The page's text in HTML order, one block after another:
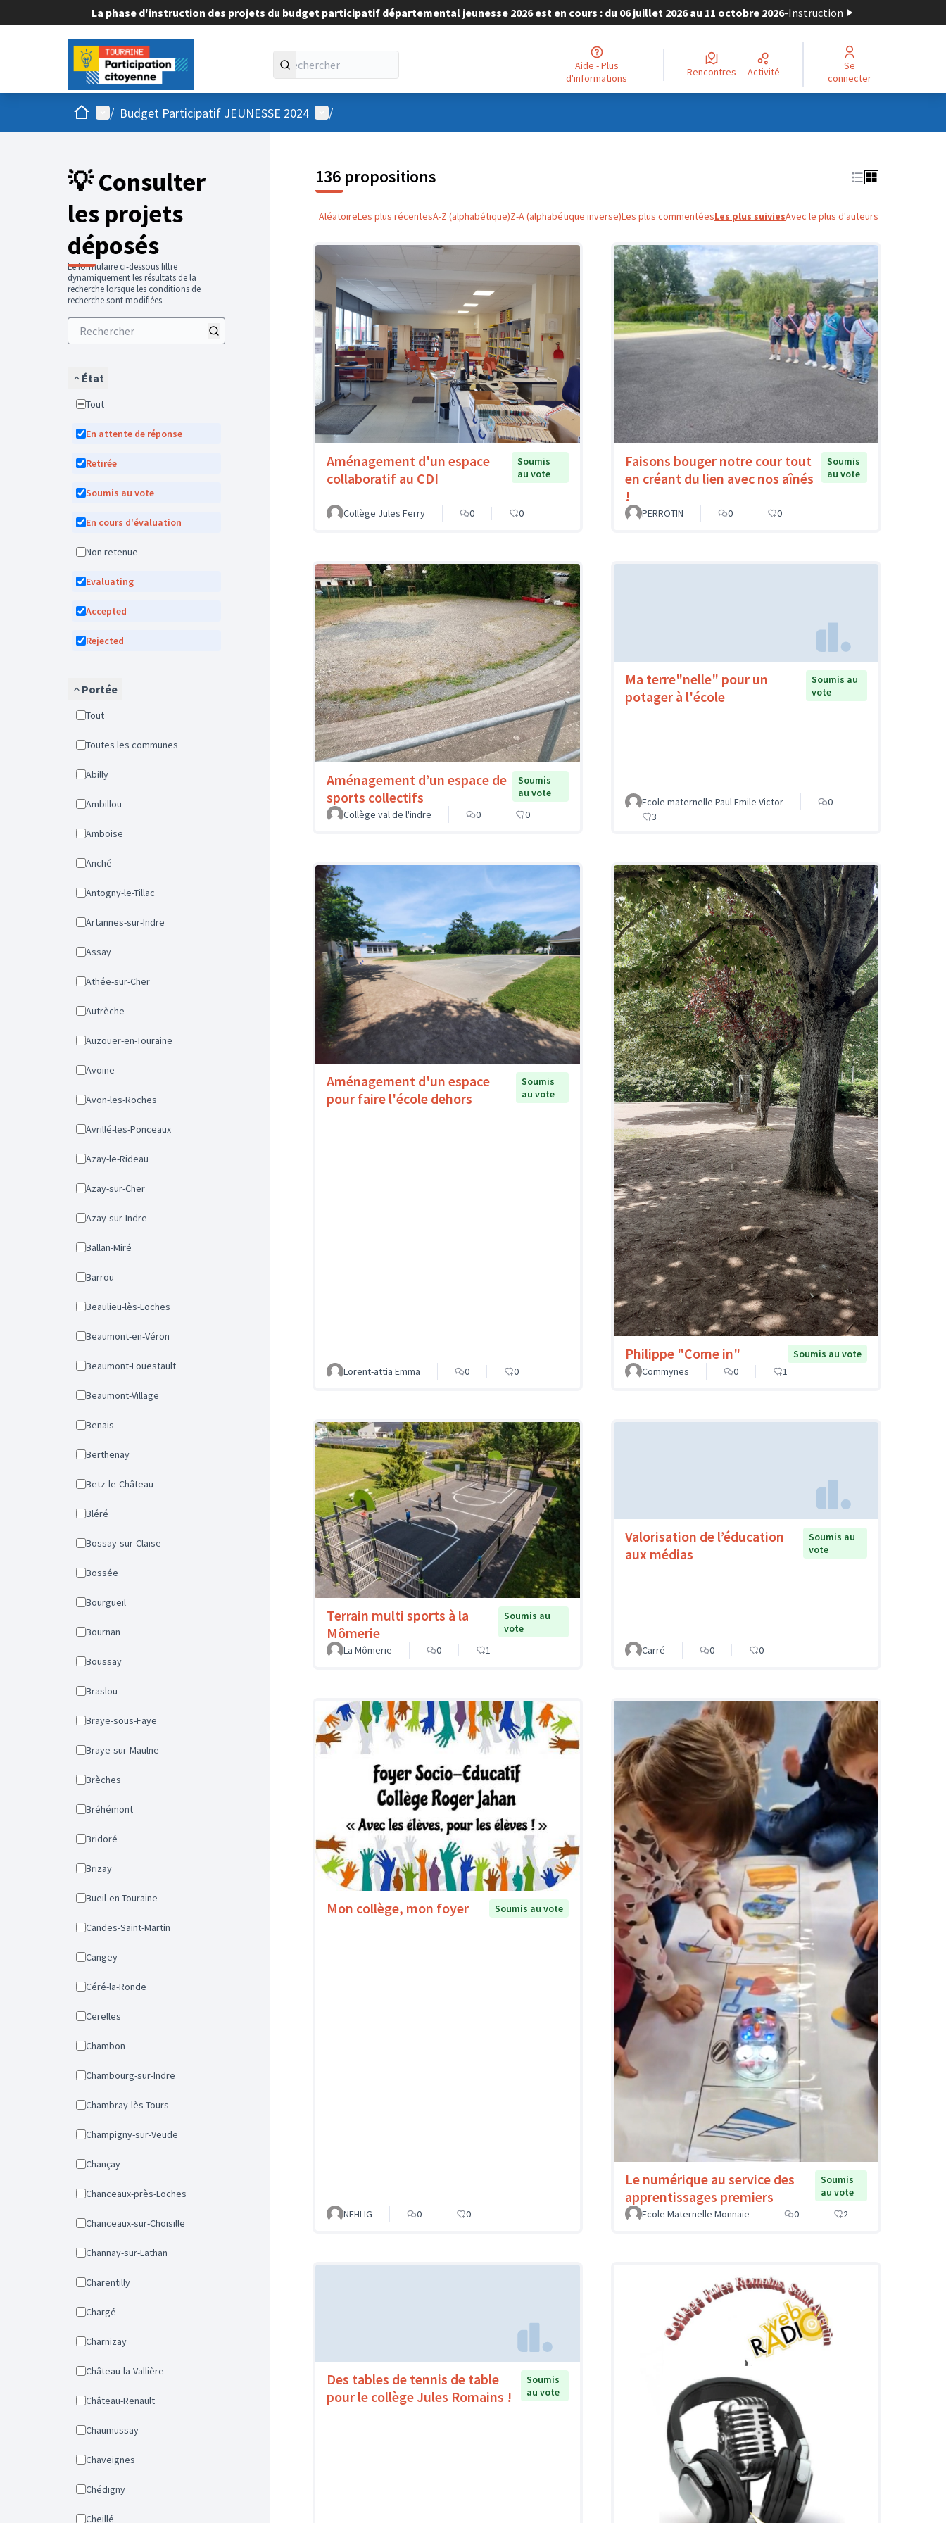
La phase d'instruction des projets du budget participatif départemental jeunesse 2026 est en cours : du 06 juillet 2026 au 11 octobre 2026-Instruction
Aide - Plus
d'informations
Rencontres Activité
Se
connecter
AccueilMenu principal
/ Budget Participatif JEUNESSE 2024 Menu utilisateur
/
💡 Consulter
les projets
déposés
Le formulaire ci-dessous filtre
dynamiquement les résultats de la
recherche lorsque les conditions de
recherche sont modifiées.
État
Tout
En attente de réponse
Retirée
Soumis au vote
En cours d'évaluation
Non retenue
Evaluating
Accepted
Rejected
Portée
Tout
Toutes les communes
Abilly
Ambillou
Amboise
Anché
Antogny-le-Tillac
Artannes-sur-Indre
Assay
Athée-sur-Cher
Autrèche
Auzouer-en-Touraine
Avoine
Avon-les-Roches
Avrillé-les-Ponceaux
Azay-le-Rideau
Azay-sur-Cher
Azay-sur-Indre
Ballan-Miré
Barrou
Beaulieu-lès-Loches
Beaumont-en-Véron
Beaumont-Louestault
Beaumont-Village
Benais
Berthenay
Betz-le-Château
Bléré
Bossay-sur-Claise
Bossée
Bourgueil
Bournan
Boussay
Braslou
Braye-sous-Faye
Braye-sur-Maulne
Brèches
Bréhémont
Bridoré
Brizay
Bueil-en-Touraine
Candes-Saint-Martin
Cangey
Céré-la-Ronde
Cerelles
Chambon
Chambourg-sur-Indre
Chambray-lès-Tours
Champigny-sur-Veude
Chançay
Chanceaux-près-Loches
Chanceaux-sur-Choisille
Channay-sur-Lathan
Charentilly
Chargé
Charnizay
Château-la-Vallière
Château-Renault
Chaumussay
Chaveignes
Chédigny
Cheillé
136 propositions
AléatoireLes plus récentesA-Z (alphabétique)Z-A (alphabétique inverse)Les plus commentéesLes plus suiviesAvec le plus d'auteurs
Aménagement d'un espace
collaboratif au CDI
Soumis
au vote
Collège Jules Ferry 0 0
Faisons bouger notre cour tout
en créant du lien avec nos aînés
!
Soumis
au vote
PERROTIN 0 0
Aménagement d’un espace de
sports collectifs
Soumis
au vote
Collège val de l'indre
0 0
Ma terre"nelle" pour un
potager à l'école
Soumis au
vote
Ecole maternelle Paul Emile Victor
0
3
Aménagement d'un espace
pour faire l'école dehors
Soumis
au vote
Lorent-attia Emma 0 0
Philippe "Come in"
Soumis au vote
Commynes
0 1
Terrain multi sports à la
Mômerie
Soumis au
vote
La Mômerie
0 1
Valorisation de l’éducation
aux médias
Soumis au
vote
Carré 0 0
Mon collège, mon foyer Soumis au vote
NEHLIG 0 0
Le numérique au service des
apprentissages premiers
Soumis
au vote
Ecole Maternelle Monnaie
0 2
Des tables de tennis de table
pour le collège Jules Romains !
Soumis
au vote